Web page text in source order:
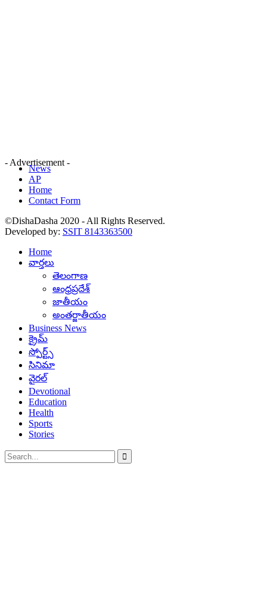
- Advertisement -
News
AP
Home
Contact Form
©DishaDasha 2020 - All Rights Reserved.
Developed by: SSIT 8143363500
Home
వార్తలు
తెలంగాణ
ఆంధ్రప్రదేశ్
జాతీయం
అంతర్జాతీయం
Business News
క్రైమ్
స్పోర్ట్స్
సినిమా
వైరల్
Devotional
Education
Health
Sports
Stories